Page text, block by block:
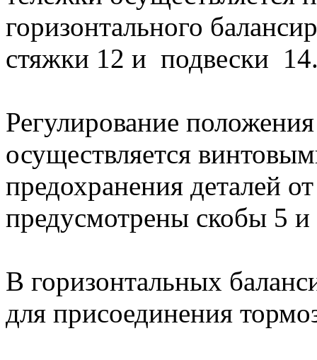
горизонтального
стяжки 12 и подвески
Регулирование
осуществляется
предохранения деталей
предусмотрены скобы 5 и
В горизонтальных
для присоединения